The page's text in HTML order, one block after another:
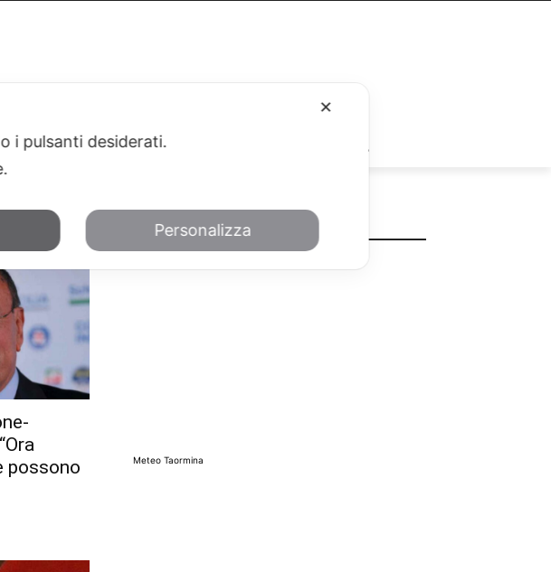
SPORT TN24TV
possono
METEO
Meteo Taormina
✕
i pulsanti desiderati.
Personalizza